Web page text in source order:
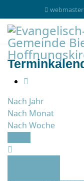
Nach Jahr
Nach Monat
Nach Woche